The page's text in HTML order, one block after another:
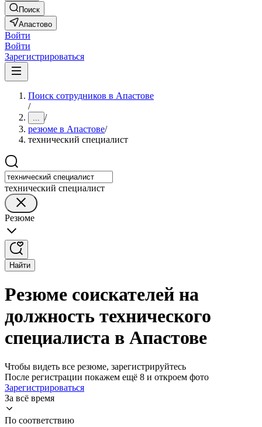
Поиск
Апастово
Войти
Войти
Зарегистрироваться
Поиск сотрудников в Апастове
/
... /
резюме в Апастове/
технический специалист
технический специалист
Резюме
Найти
Резюме соискателей на
должность технического
специалиста в Апастове
Чтобы видеть все резюме, зарегистрируйтесь
После регистрации покажем ещё 8 и откроем фото
Зарегистрироваться
За всё время
По соответствию